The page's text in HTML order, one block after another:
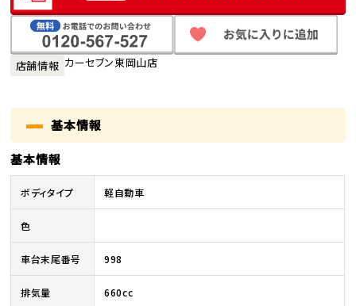
店舗情報 カーセブン東岡山店
基本情報
基本情報
ボディタイプ 軽自動車
色
車台末尾番号 998
排気量 660cc